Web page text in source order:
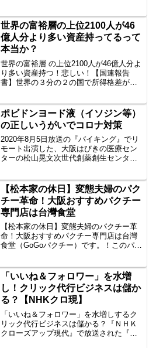
期待できると発表された。
世界の富裕層の上位2100人が46
億人分より多い資産持ってるって
本当か？
世界の富裕層 の上位2100人が46億人分よ
り多い資産持つ！悲しい！【国連報告
書】世界の３分の２の国で所得格差が拡
差が深刻だと分析している。
ポビドンヨード液（イソジン等）
の正しいうがいでコロナ対策
2020年8月5日放送の『バイキング』でリ
モート出演した、大阪はびきの医療セン
ターの松山晃文次世代創薬創生センター
用したうがいの仕方を説明していました
のでまとめてみました。正しいうがい方
法で行いましょう。
【松本家の休日】変態夫婦のパク
チー革命！大阪おすすめパクチー
専門店は台灣食堂
【松本家の休日】変態夫婦のパクチー革
命！大阪おすすめパクチー専門店は台灣
食堂（GoGoパクチー）です。！このパク
紙が届いた！誰でもパクチーが好きにな
れるSPコースを用意！
「いいね＆フォロワー」を水増
し！クリック代行ビジネスは儲か
る？【NHKクロ現】
「いいね＆フォロワー」を水増しするク
リック代行ビジネスは儲かる？『ＮＨＫ
クローズアップ現代』で放送された『追